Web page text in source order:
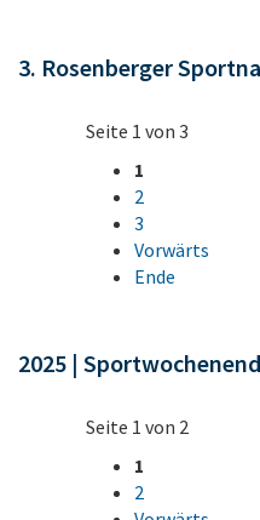
3. Rosenberger
Seite 1 von 3
1
2
3
Vorwärts
Ende
2025 |
Seite 1 von 2
1
2